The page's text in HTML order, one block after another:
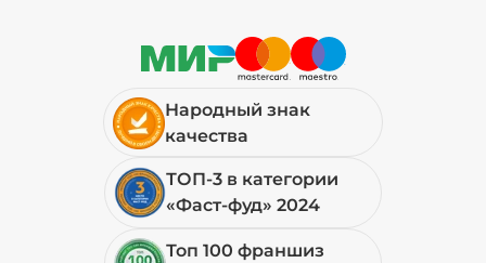
Народный знак
качества
ТОП-3 в категории
«Фаст-фуд» 2024
Топ 100 франшиз